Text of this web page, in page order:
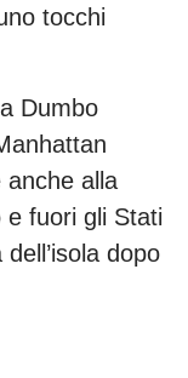
tocchi
Dumbo
anche alla
e fuori gli Stati
dopo